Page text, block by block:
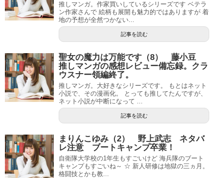
推しマンガ。作家買いしているシリーズです ベテラ
ン作家さんで 絵柄も展開も魅力的ではありますが 着
地の予想が全然つかない...
記事を読む
聖女の魔力は万能です（8） 藤小豆
推しマンガの感想レビュー備忘録。クラ
ウスナー領編終了。
推しマンガ。大好きなシリーズです。 もとはネット
小説で、その漫画化。 とっても推してたんですが、
ネット小説が中断になって ...
記事を読む
まりんこゆみ（2） 野上武志 ネタバ
レ注意 ブートキャンプ卒業！
自衛隊大学校の1年生もすごいけど 海兵隊のブート
キャンプもすごいね～ ☆ 新人研修は地獄の三ヵ月。
格闘技とかも教...